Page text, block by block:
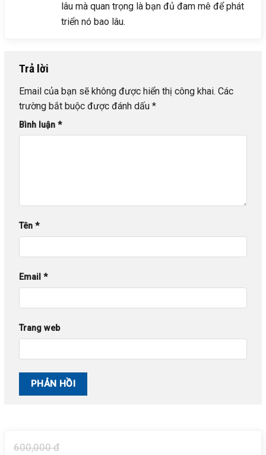
lâu mà quan trọng là bạn đủ đam mê để phát
triển nó bao lâu.
Trả lời
Email của bạn sẽ không được hiển thị công khai. Các
trường bắt buộc được đánh dấu *
Bình luận *
Tên *
Email *
Trang web
600,000 đ